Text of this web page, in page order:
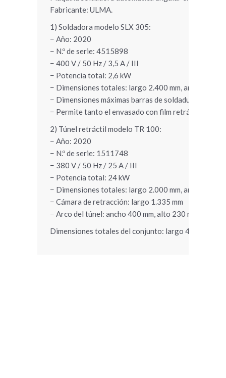
Fabricante: ULMA.
1) Soldadora modelo SLX 305:
− Año: 2020
− N.º de serie: 4515898
− 400 V / 50 Hz / 3,5 A / III
− Potencia total: 2,6 kW
− Dimensiones totales: largo 2.400 mm, ancho
− Dimensiones máximas barras de soldadura
− Permite tanto el envasado con film retráctil en
2) Túnel retráctil modelo TR 100:
− Año: 2020
− N.º de serie: 1511748
− 380 V / 50 Hz / 25 A / III
− Potencia total: 24 kW
− Dimensiones totales: largo 2.000 mm, ancho 1.400
− Cámara de retracción: largo 1.335 mm
− Arco del túnel: ancho 400 mm, alto 230 mm
Dimensiones totales del conjunto: largo 4.000 mm,